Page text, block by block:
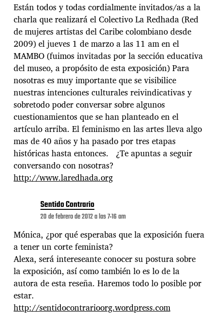
Están todos y todas cordialmente invitados/as a la
charla que realizará el Colectivo La Redhada (Red
de mujeres artistas del Caribe colombiano desde
2009) el jueves 1 de marzo a las 11 am en el
MAMBO (fuimos invitadas por la sección educativa
del museo, a propósito de esta exposición) Para
nosotras es muy importante que se visibilice
nuestras intenciones culturales reivindicativas y
sobretodo poder conversar sobre algunos
cuestionamientos que se han planteado en el
artículo arriba. El feminismo en las artes lleva algo
mas de 40 años y ha pasado por tres etapas
históricas hasta entonces. ¿Te apuntas a seguir
conversando con nosotras?
http://www.laredhada.org
Sentido Contrario
20 de febrero de 2012 a las 7:16 am
Mónica, ¿por qué esperabas que la exposición fuera
a tener un corte feminista?
Alexa, será intereseante conocer su postura sobre
la exposición, así como también lo es lo de la
autora de esta reseña. Haremos todo lo posible por
estar.
http://sentidocontrarioorg.wordpress.com